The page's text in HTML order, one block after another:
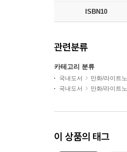
ISBN10
관련분류
카테고리 분류
국내도서 만화/라이트
국내도서
만화/라이트
이 상품의 태그